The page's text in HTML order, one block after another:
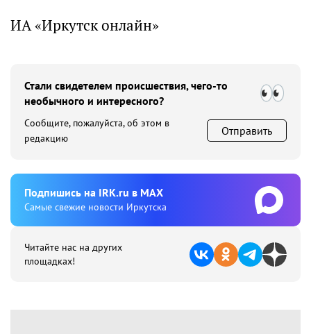
ИА «Иркутск онлайн»
Стали свидетелем происшествия, чего-то
необычного и интересного?
Сообщите, пожалуйста, об этом в
редакцию
Отправить
Подпишиcь на IRK.ru в MAX
Cамые свежие новости Иркутска
Читайте нас на других
площадках!